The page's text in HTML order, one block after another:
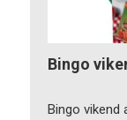
Bingo
Bingo vikend